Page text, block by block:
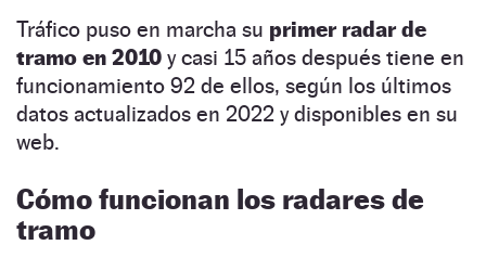
Tráfico puso en marcha su primer radar de
tramo en 2010 y casi 15 años después tiene en
funcionamiento 92 de ellos, según los últimos
datos actualizados en 2022 y disponibles en su
web.
Cómo funcionan los radares de
tramo